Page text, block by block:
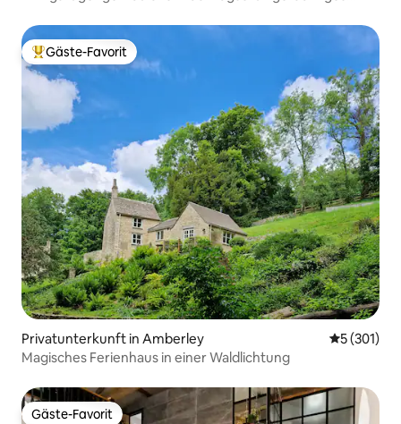
Beliebter Gäste-Favorit.
Gäste-Favorit
Privatunterkunft in Amberley
5 (301)
Magisches Ferienhaus in einer Waldlichtung
Gäste-Favorit